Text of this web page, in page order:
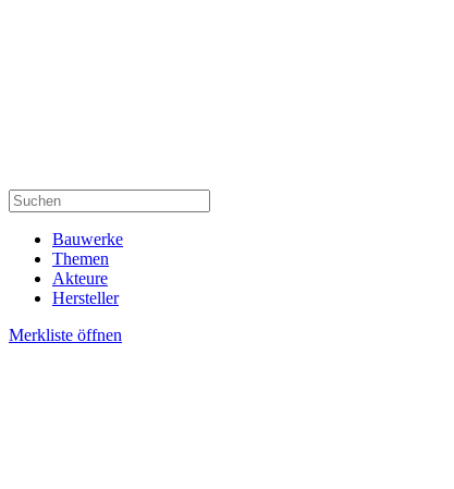
Bauwerke
Themen
Akteure
Hersteller
Merkliste öffnen